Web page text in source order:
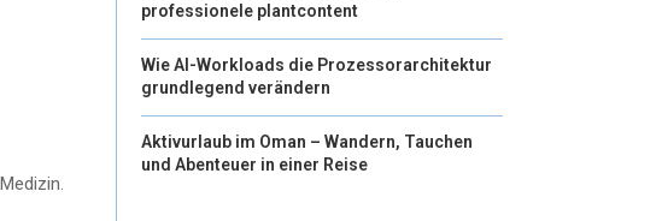
professionele plantcontent
Wie AI-Workloads die Prozessorarchitektur
grundlegend verändern
Aktivurlaub im Oman – Wandern, Tauchen
und Abenteuer in einer Reise